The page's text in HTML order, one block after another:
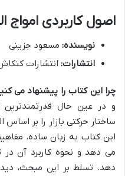
اصول کاربردی امواج
نویسنده: مسعود جزینی
انتشارات: انتشارات
چرا این کتاب را پیشنهاد می
و در عین حال قدرتمندترین
ساختار حرکتی بازار را بر
این کتاب به زبان ساده،
می دهد و نحوه کاربرد آن در
دهد. تسلط بر این مبحث، دید